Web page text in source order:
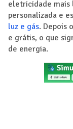
eletricidade mais
personalizada e
luz e gás. Depois
e grátis, o que
de energia.